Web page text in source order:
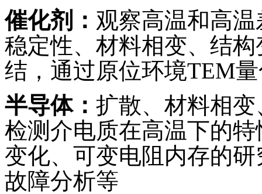
催化剂： 观察高温和高
稳定性、材料相变、结
结，通过原位环境TEM
半导体： 扩散、材料相
检测介电质在高温下的
变化、可变电阻内存的
故障分析等